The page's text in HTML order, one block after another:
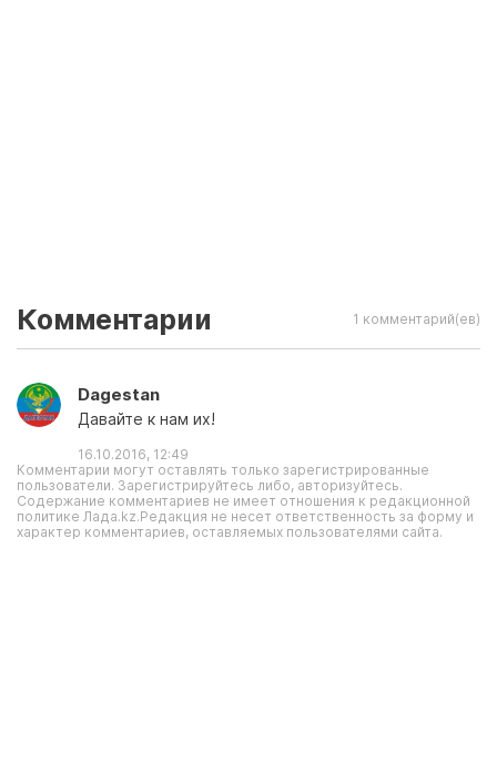
Комментарии 1 комментарий(ев)
Dagestan
Давайте к нам их!
16.10.2016, 12:49
Комментарии могут оставлять только зарегистрированные
пользователи. Зарегистрируйтесь либо, авторизуйтесь.
Содержание комментариев не имеет отношения к редакционной
политике Лада.kz.Редакция не несет ответственность за форму и
характер комментариев, оставляемых пользователями сайта.